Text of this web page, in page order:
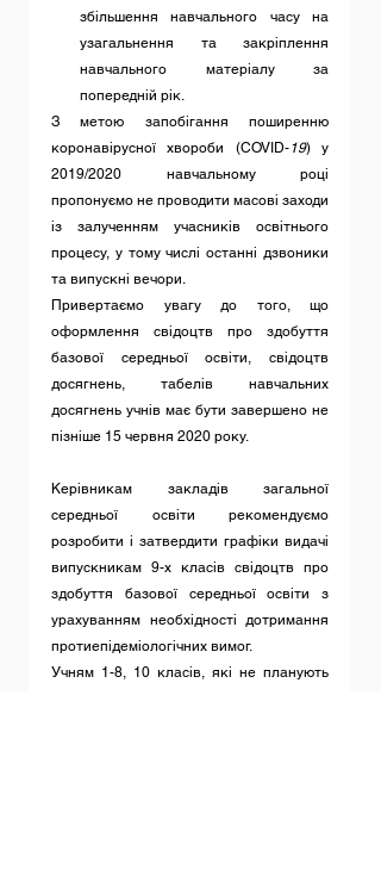
збільшення навчального часу на
узагальнення та закріплення
навчального матеріалу за
попередній рік.
З метою запобігання поширенню
коронавірусної хвороби (COVID-19) у
2019/2020 навчальному році
пропонуємо не проводити масові заходи
із залученням учасників освітнього
процесу, у тому числі останні дзвоники
та випускні вечори.
Привертаємо увагу до того, що
оформлення свідоцтв про здобуття
базової середньої освіти, свідоцтв
досягнень, табелів навчальних
досягнень учнів має бути завершено не
пізніше 15 червня 2020 року.
Керівникам закладів загальної
середньої освіти рекомендуємо
розробити і затвердити графіки видачі
випускникам 9-х класів свідоцтв про
здобуття базової середньої освіти з
урахуванням необхідності дотримання
протиепідеміологічних вимог.
Учням 1-8, 10 класів, які не планують